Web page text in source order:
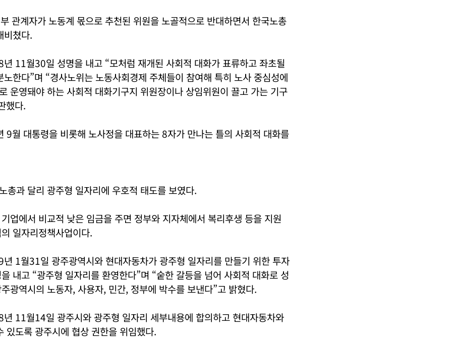
관계자가 노동계 몫으로 추천된 위원을 노골적으로 반대하면서 한국노총
비쳤다.
11월30일 성명을 내고 “모처럼 재개된 사회적 대화가 표류하고 좌초될
한다”며 “경사노위는 노동사회경제 주체들이 참여해 특히 노사 중심성에
운영돼야 하는 사회적 대화기구지 위원장이나 상임위원이 끌고 가는 기구
했다.
9월 대통령을 비롯해 노사정을 대표하는 8자가 만나는 틀의 사회적 대화를
총과 달리 광주형 일자리에 우호적 태도를 보였다.
업에서 비교적 낮은 임금을 주면 정부와 지자체에서 복리후생 등을 지원
일자리정책사업이다.
1월31일 광주광역시와 현대자동차가 광주형 일자리를 만들기 위한 투자
내고 “광주형 일자리를 환영한다”며 “숱한 갈등을 넘어 사회적 대화로 성
광역시의 노동자, 사용자, 민간, 정부에 박수를 보낸다”고 밝혔다.
11월14일 광주시와 광주형 일자리 세부내용에 합의하고 현대자동차와
있도록 광주시에 협상 권한을 위임했다.